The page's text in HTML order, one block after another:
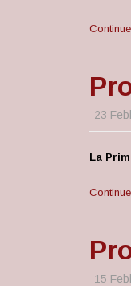
23
La
15